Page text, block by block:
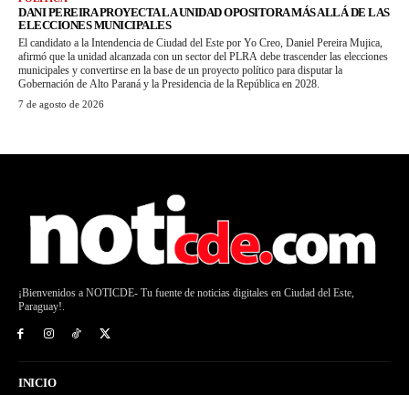
DANI PEREIRA PROYECTA LA UNIDAD OPOSITORA MÁS ALLÁ DE LAS
ELECCIONES MUNICIPALES
El candidato a la Intendencia de Ciudad del Este por Yo Creo, Daniel Pereira Mujica,
afirmó que la unidad alcanzada con un sector del PLRA debe trascender las elecciones
municipales y convertirse en la base de un proyecto político para disputar la
Gobernación de Alto Paraná y la Presidencia de la República en 2028.
7 de agosto de 2026
¡Bienvenidos a NOTICDE- Tu fuente de noticias digitales en Ciudad del Este,
Paraguay!.
INICIO